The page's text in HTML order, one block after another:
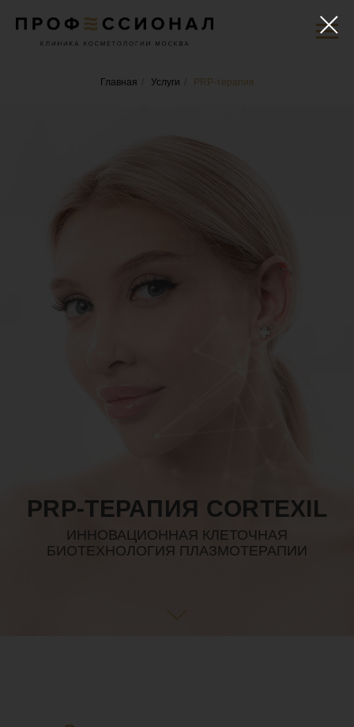
Главная Услуги PRP-терапия
PRP-ТЕРАПИЯ CORTEXIL
ИННОВАЦИОННАЯ КЛЕТОЧНАЯ
БИОТЕХНОЛОГИЯ ПЛАЗМОТЕРАПИИ